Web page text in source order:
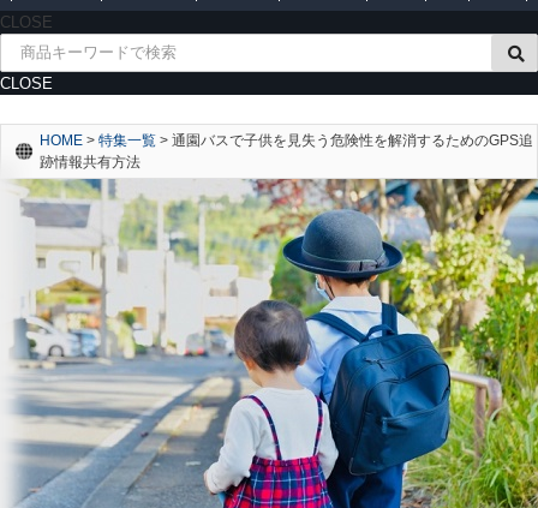
CLOSE
CLOSE
HOME > 特集一覧 > 通園バスで子供を見失う危険性を解消するためのGPS追
跡情報共有方法